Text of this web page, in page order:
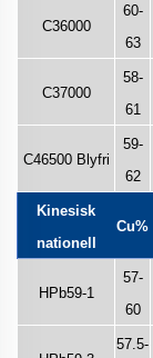
C36000
60-
63
C37000
58-
61
C46500 Blyfri
59-
62
Kinesisk
nationell
Cu%
HPb59-1
57-
60
57.5-